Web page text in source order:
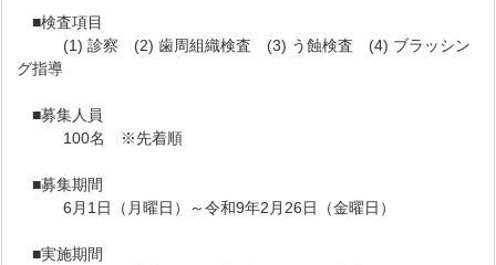
■検査項目
(1) 診察 (2) 歯周組織検査 (3) う蝕検査 (4) ブラッシン
グ指導
■募集人員
100名 ※先着順
■募集期間
6月1日（月曜日）～令和9年2月26日（金曜日）
■実施期間